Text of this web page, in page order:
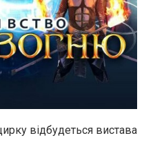
відбудеться вистава